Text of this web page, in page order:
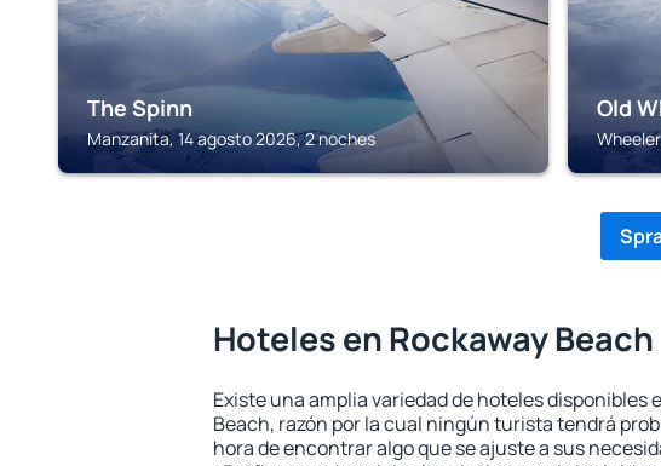
The Spinn
Manzanita, 14 agosto 2026, 2 noches
Old
Hoteles en Rockaway Beach
Existe una amplia variedad de hoteles disponibles
Beach, razón por la cual ningún turista tendrá
hora de encontrar algo que se ajuste a sus